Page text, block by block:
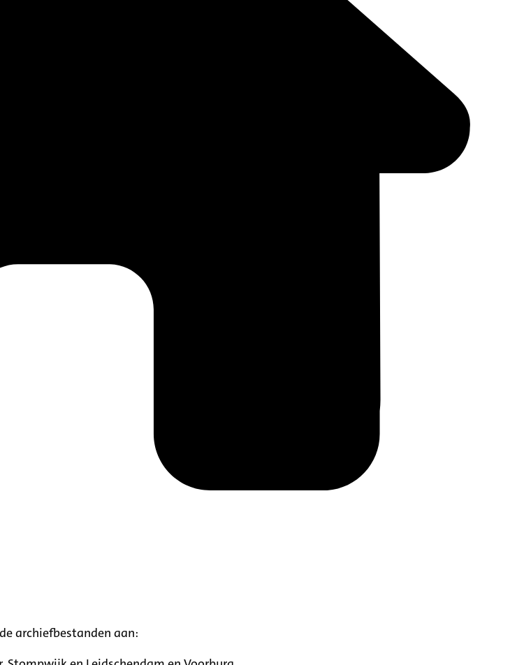
archiefbestanden aan: